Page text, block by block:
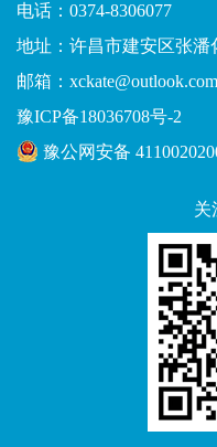
电话：0374-8306077
地址：许昌市建安区张潘
邮箱：xckate@outlook.com
豫ICP备18036708号-2
豫公网安备
关